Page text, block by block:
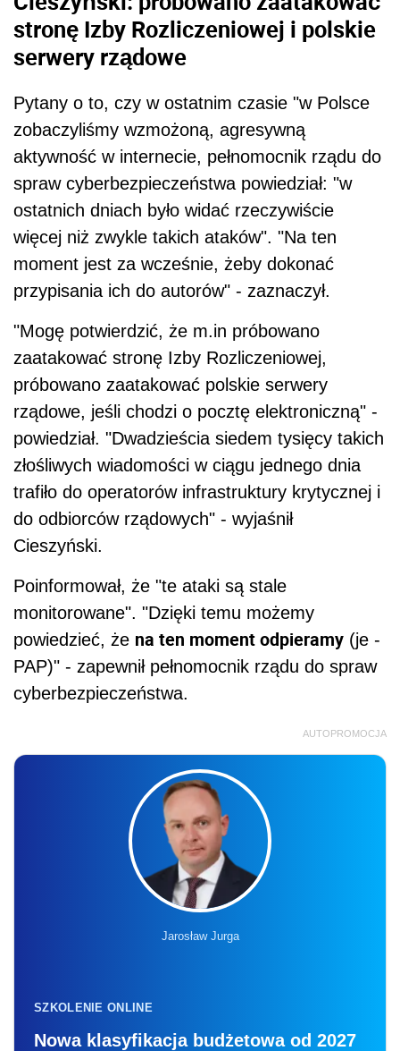
stronę Izby Rozliczeniowej i polskie
serwery rządowe
Pytany o to, czy w ostatnim czasie "w Polsce
zobaczyliśmy wzmożoną, agresywną
aktywność w internecie, pełnomocnik rządu do
spraw cyberbezpieczeństwa powiedział: "w
ostatnich dniach było widać rzeczywiście
więcej niż zwykle takich ataków". "Na ten
moment jest za wcześnie, żeby dokonać
przypisania ich do autorów" - zaznaczył.
"Mogę potwierdzić, że m.in próbowano
zaatakować stronę Izby Rozliczeniowej,
próbowano zaatakować polskie serwery
rządowe, jeśli chodzi o pocztę elektroniczną" -
powiedział. "Dwadzieścia siedem tysięcy takich
złośliwych wiadomości w ciągu jednego dnia
trafiło do operatorów infrastruktury krytycznej i
do odbiorców rządowych" - wyjaśnił
Cieszyński.
Poinformował, że "te ataki są stale
monitorowane". "Dzięki temu możemy
powiedzieć, że na ten moment odpieramy (je -
PAP)" - zapewnił pełnomocnik rządu do spraw
cyberbezpieczeństwa.
AUTOPROMOCJA
Jarosław Jurga
SZKOLENIE ONLINE
Nowa klasyfikacja budżetowa od 2027